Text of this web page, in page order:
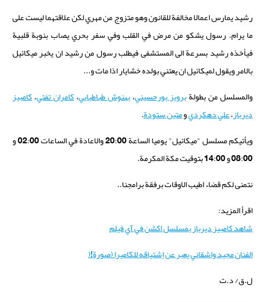
رشيد يمارس اعمالا مخالفة للقانون وهو متزوج من مهري لكن علاقتهما ليست على
ما يرام. رسول يشكو من مرض في القلب وفي سفر بحري يصاب بنوبة قلبية
فيأخذه رشيد بسرعة الى المستشفى فيطلب رسول من رشيد ان يخبر ميكائيل
بالامر ويقول لميكائيل ان يعتني بولده خشايار اذا مات و...
والمسلسل من بطولةبرويز بورحسيني،بهنوش طباطبايي،كامران تفتي،كامبيز
ديرباز،علي دهكرديومتين ستودة.
ويأتيكم مسلسل "ميكائيل" يوميا الساعة 20:00 والاعادة في الساعات 02:00 و
08:00 و 14:00 بتوقيت مكة المكرمة.
نتمنى لكم قضاء اطيب الاوقات برفقة برامجنا..
اقرأ المزيد:
شاهد كامبيز ديرباز بمسلسل اكشن في آي فيلم
الفنان مجيد واشقاني يعبر عن إشتياقه للكاميرا (صورة)!
ل.ق/ د.ت